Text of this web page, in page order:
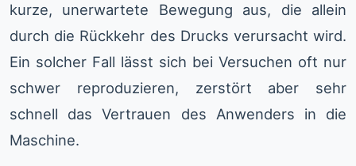
kurze, unerwartete Bewegung aus, die allein
durch die Rückkehr des Drucks verursacht wird.
Ein solcher Fall lässt sich bei Versuchen oft nur
schwer reproduzieren, zerstört aber sehr
schnell das Vertrauen des Anwenders in die
Maschine.